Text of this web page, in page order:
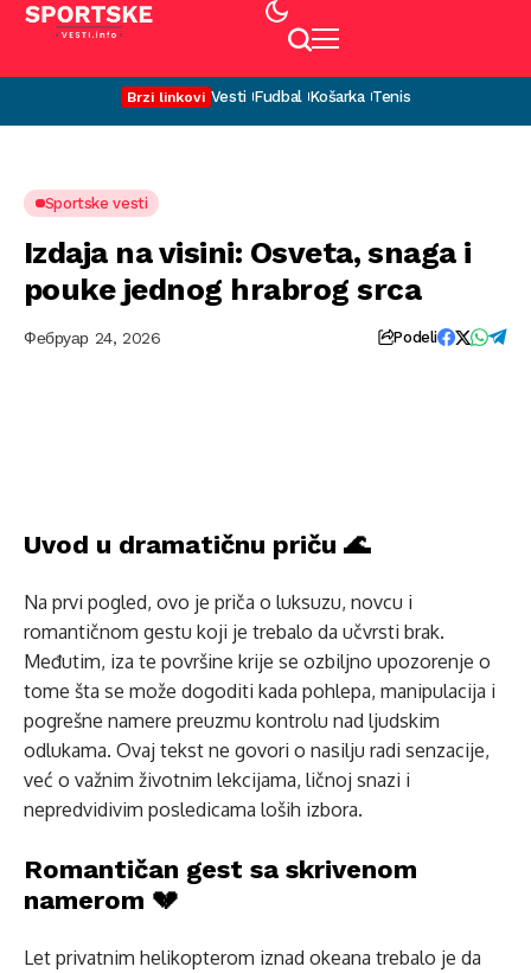
Brzi linkovi Vesti Fudbal Košarka Tenis
Sportske vesti
Izdaja na visini: Osveta, snaga i
pouke jednog hrabrog srca
Фебруар 24, 2026 Podeli
Uvod u dramatičnu priču 🌊
Na prvi pogled, ovo je priča o luksuzu, novcu i
romantičnom gestu koji je trebalo da učvrsti brak.
Međutim, iza te površine krije se ozbiljno upozorenje o
tome šta se može dogoditi kada pohlepa, manipulacija i
pogrešne namere preuzmu kontrolu nad ljudskim
odlukama. Ovaj tekst ne govori o nasilju radi senzacije,
već o važnim životnim lekcijama, ličnoj snazi i
nepredvidivim posledicama loših izbora.
Romantičan gest sa skrivenom
namerom 💔
Let privatnim helikopterom iznad okeana trebalo je da